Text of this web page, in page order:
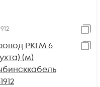
РКГМ 6
(м)